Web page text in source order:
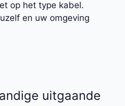
op het type kabel.
en uw omgeving
uitgaande